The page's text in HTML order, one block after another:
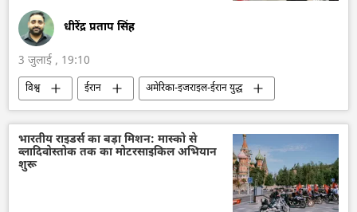
धीरेंद्र प्रताप सिंह
3 जुलाई , 19:10
विश्व ईरान
अमेरिका-इजराइल-ईरान युद्ध
तेहरान
अमेरिका
इजराइल
द्विपक्षीय रिश्ते
भारत
भारत का विकास
भारत सरकार
भारत का विदेश मंत्रालय (MEA)
भारतीय राइडर्स का बड़ा मिशन: मास्को से
व्लादिवोस्तोक तक का मोटरसाइकिल अभियान
शुरू